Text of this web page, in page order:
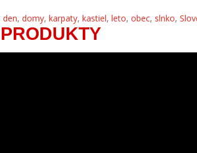
den,domy,karpaty,kastiel,leto,obec, slnko,